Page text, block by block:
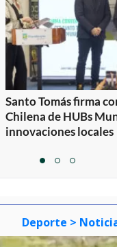
Santo Tomás firma
Chilena de HUBs
innovaciones locales
itemitemitem
Deporte >